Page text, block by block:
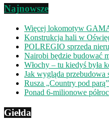
Najnowsze
Więcej lokomotyw
Konstrukcja hali w
POLREGIO sprzeda
Nairobi będzie budować
Włochy – tu kiedyś była
Jak wygląda przebudowa
Rusza „Country pod
Ponad 6-milionowe
Giełda